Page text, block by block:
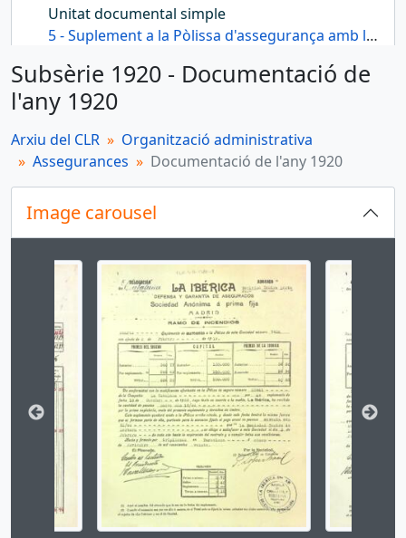
Unitat documental simple
5 - Suplement a la Pòlissa d'assegurança amb la Compañía El Sol
Subsèrie 1920 - Documentació de
l'any 1920
Arxiu del CLR
Organització administrativa
Assegurances
Documentació de l'any 1920
Image carousel
Changing the current slide of this carousel will